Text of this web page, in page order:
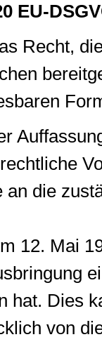
EU-
Recht,
an die
12. Mai
hat. Dies
von